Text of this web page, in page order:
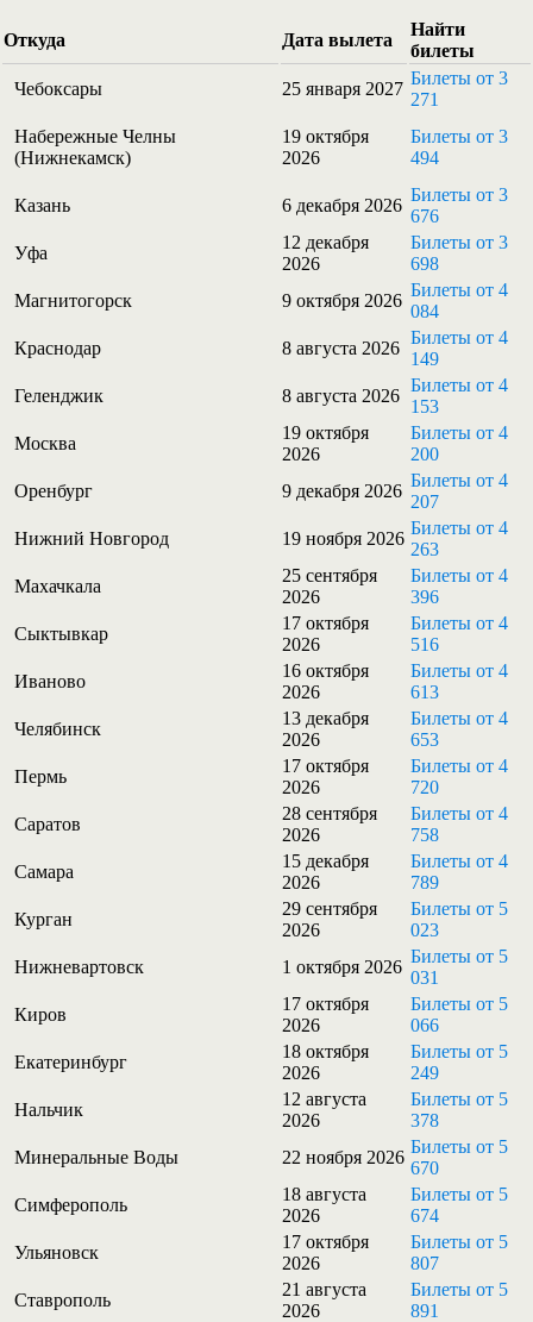
Откуда Дата вылета
Найти
билеты
Чебоксары
25 января 2027
Билеты от 3
271
Набережные Челны
(Нижнекамск)
19 октября
2026
Билеты от 3
494
Казань 6 декабря 2026
Билеты от 3
676
Уфа
12 декабря
2026
Билеты от 3
698
Магнитогорск
9 октября 2026
Билеты от 4
084
Краснодар
8 августа 2026
Билеты от 4
149
Геленджик
8 августа 2026
Билеты от 4
153
Москва
19 октября
2026
Билеты от 4
200
Оренбург
9 декабря 2026
Билеты от 4
207
Нижний Новгород
19 ноября 2026
Билеты от 4
263
Махачкала
25 сентября
2026
Билеты от 4
396
Сыктывкар
17 октября
2026
Билеты от 4
516
Иваново
16 октября
2026
Билеты от 4
613
Челябинск
13 декабря
2026
Билеты от 4
653
Пермь
17 октября
2026
Билеты от 4
720
Саратов
28 сентября
2026
Билеты от 4
758
Самара
15 декабря
2026
Билеты от 4
789
Курган
29 сентября
2026
Билеты от 5
023
Нижневартовск
1 октября 2026
Билеты от 5
031
Киров
17 октября
2026
Билеты от 5
066
Екатеринбург
18 октября
2026
Билеты от 5
249
Нальчик
12 августа
2026
Билеты от 5
378
Минеральные Воды
22 ноября 2026
Билеты от 5
670
Симферополь
18 августа
2026
Билеты от 5
674
Ульяновск
17 октября
2026
Билеты от 5
807
Ставрополь
21 августа
2026
Билеты от 5
891